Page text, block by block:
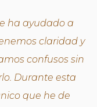
ha ayudado a
claridad y
confusos sin
Durante esta
que he de